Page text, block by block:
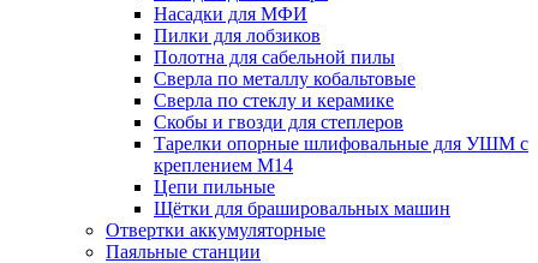
Насадки для МФИ
Пилки для лобзиков
Полотна для сабельной пилы
Сверла по металлу кобальтовые
Сверла по стеклу и керамике
Скобы и гвозди для степлеров
Тарелки опорные шлифовальные для УШМ с
креплением М14
Цепи пильные
Щётки для брашировальных машин
Отвертки аккумуляторные
Паяльные станции